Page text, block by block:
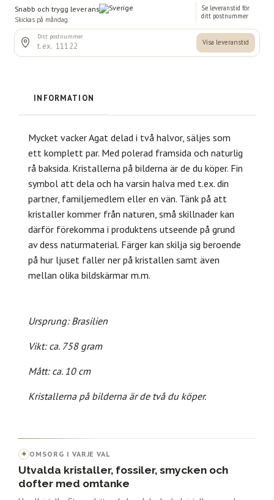
INFORMATION
Mycket vacker Agat delad i två halvor, säljes som
ett komplett par. Med polerad framsida och naturlig
rå baksida. Kristallerna på bilderna är de du köper. Fin
symbol att dela och ha varsin halva med t.ex. din
partner, familjemedlem eller en vän. Tänk på att
kristaller kommer från naturen, små skillnader kan
därför förekomma i produktens utseende på grund
av dess naturmaterial. Färger kan skilja sig beroende
på hur ljuset faller ner på kristallen samt även
mellan olika bildskärmar m.m.
Ursprung: Brasilien
Vikt: ca. 758 gram
Mått: ca. 10 cm
Kristallerna på bilderna är de två du köper.
✦ OMSORG I VARJE VAL
Utvalda kristaller, fossiler, smycken och
dofter med omtanke